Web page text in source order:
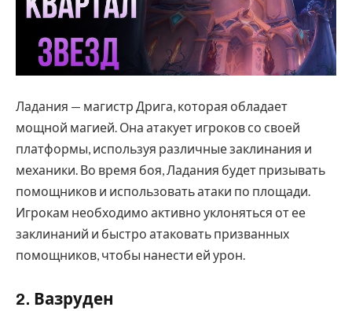
Ладания — магистр Дрига, которая обладает
мощной магией. Она атакует игроков со своей
платформы, используя различные заклинания и
механики. Во время боя, Ладания будет призывать
помощников и использовать атаки по площади.
Игрокам необходимо активно уклоняться от ее
заклинаний и быстро атаковать призванных
помощников, чтобы нанести ей урон.
2. Вазруден